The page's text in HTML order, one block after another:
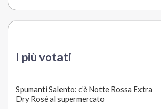
I più votati
Spumanti Salento: c’è Notte Rossa Extra
Dry Rosé al supermercato